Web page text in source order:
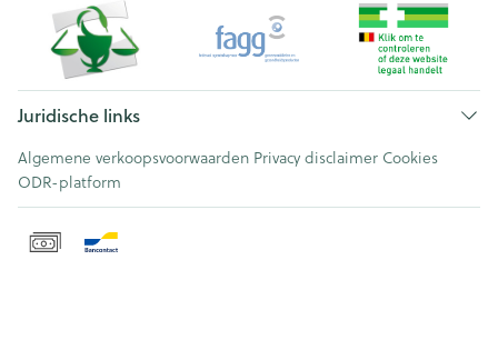
Juridische links
Algemene verkoopsvoorwaarden Privacy disclaimer Cookies
ODR-platform